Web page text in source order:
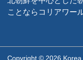
ことならコリアワー
Copyright © 2026 Korea